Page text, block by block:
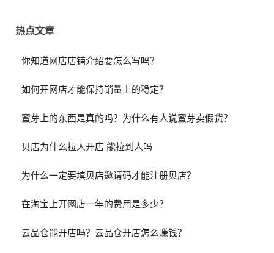
热点文章
你知道网店店铺介绍要怎么写吗？
如何开网店才能保持销量上的稳定？
蜜芽上的东西是真的吗？为什么有人说蜜芽卖假货？
贝店为什么拉人开店 能拉到人吗
为什么一定要填贝店邀请码才能注册贝店？
在淘宝上开网店一年的费用是多少？
云品仓能开店吗？云品仓开店怎么赚钱？